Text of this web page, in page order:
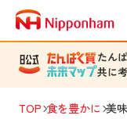
たん
共に
TOP 食を豊かに 美